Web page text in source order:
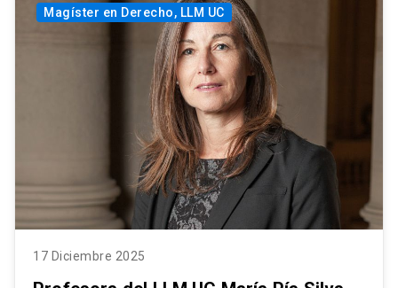
Magíster en Derecho, LLM UC
17 Diciembre 2025